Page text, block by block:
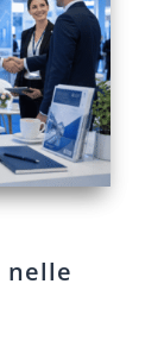
nelle